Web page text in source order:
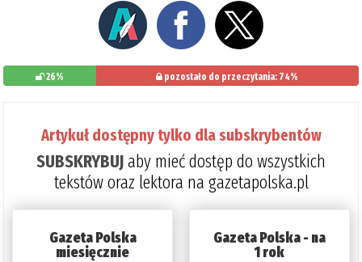
26% pozostało do przeczytania: 74%
Artykuł dostępny tylko dla subskrybentów
SUBSKRYBUJaby mieć dostęp do wszystkich
tekstów oraz lektora na gazetapolska.pl
Gazeta Polska
miesięcznie
Gazeta Polska - na
1 rok